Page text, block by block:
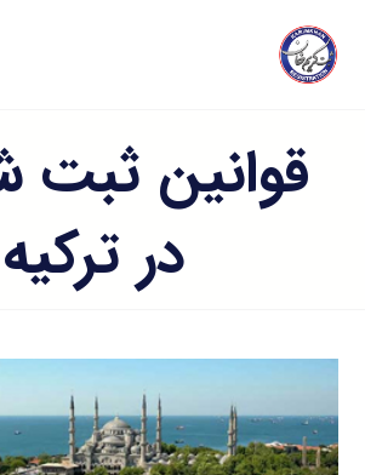
قوانین
در ترکیه